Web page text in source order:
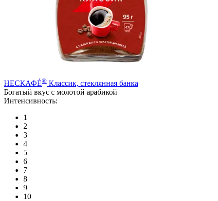
НЕСКАФÉ® Классик, стеклянная банка
Богатый вкус с молотой арабикой
Интенсивность:
1
2
3
4
5
6
7
8
9
10